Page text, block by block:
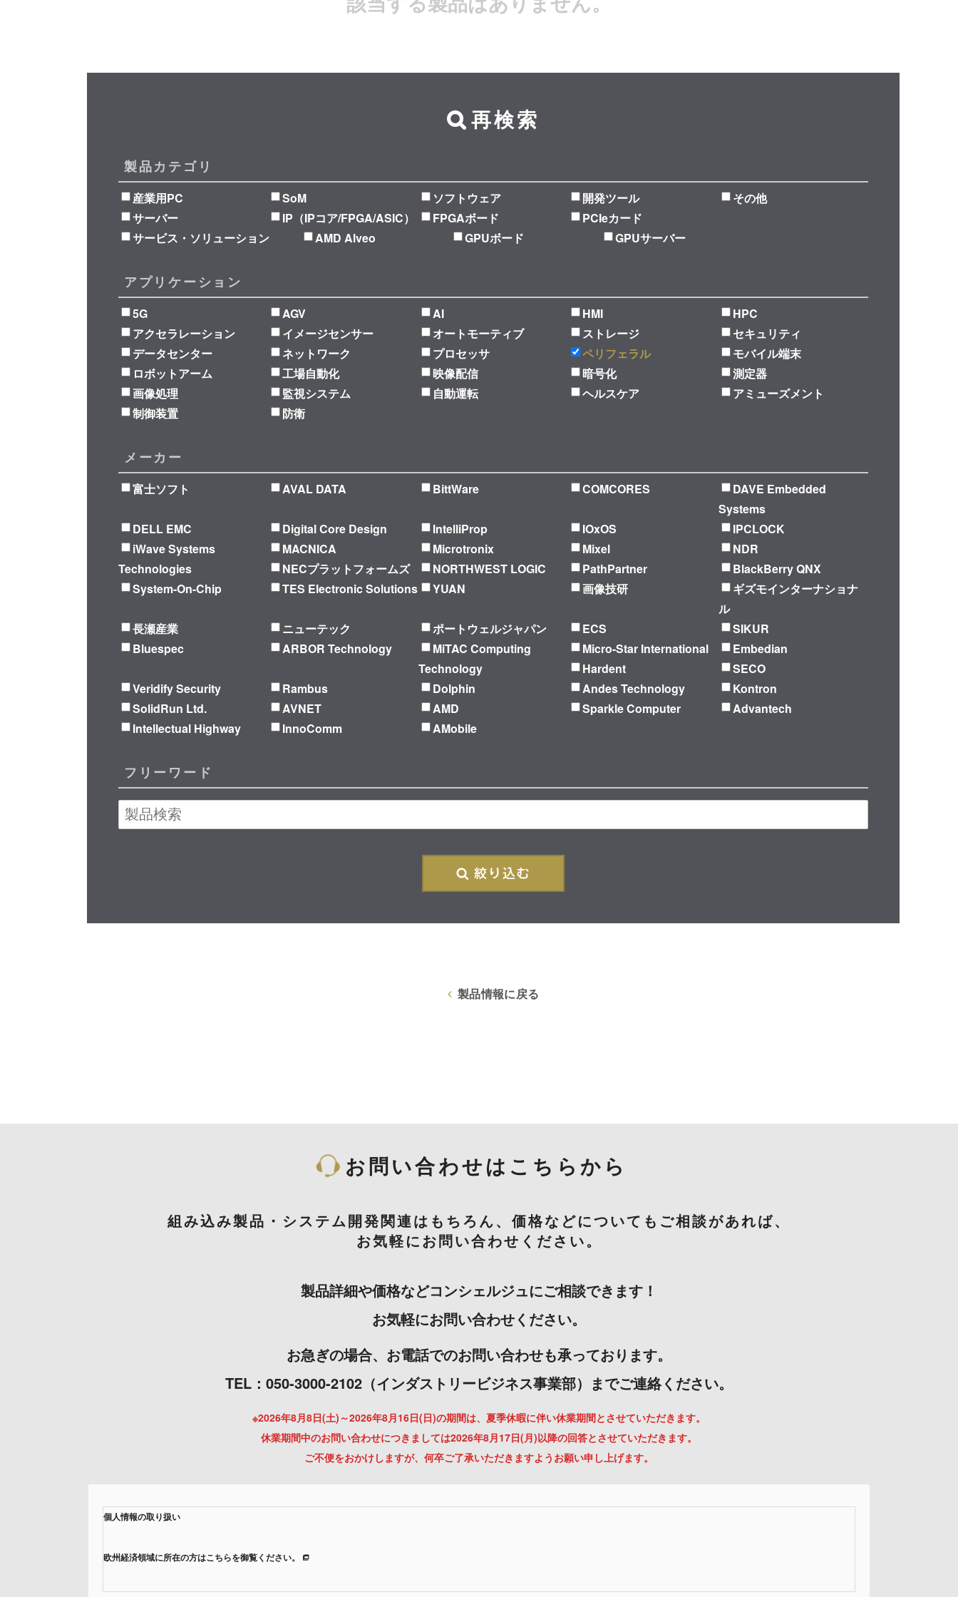
再検索
製品カテゴリ
産業用PC SoM ソフトウェア 開発ツール
その他
サーバー
IP（IPコア/FPGA/ASIC） FPGAボード
PCIeカード
サービス・ソリューション
AMD Alveo GPUボード GPUサーバー
アプリケーション
5G AGV AI HMI
HPC
アクセラレーション
イメージセンサー オートモーティブ ストレージ
セキュリティ
データセンター
ネットワーク プロセッサ ペリフェラル
モバイル端末
ロボットアーム
工場自動化 映像配信 暗号化
測定器
画像処理
監視システム 自動運転 ヘルスケア
アミューズメント
制御装置
防衛
メーカー
富士ソフト AVAL DATA BittWare COMCORES
DAVE Embedded
Systems
DELL EMC
Digital Core Design IntelliProp IOxOS
IPCLOCK
iWave Systems
Technologies
MACNICA Microtronix Mixel
NDR
NECプラットフォームズ
NORTHWEST LOGIC PathPartner
BlackBerry QNX
System-On-Chip
TES Electronic Solutions YUAN 画像技研
ギズモインターナショナ
ル
長瀬産業
ニューテック ポートウェルジャパン ECS
SIKUR
Bluespec
ARBOR Technology
MiTAC Computing
Technology
Micro-Star International
Embedian
Hardent
SECO
Veridify Security
Rambus Dolphin Andes Technology
Kontron
SolidRun Ltd.
AVNET AMD Sparkle Computer
Advantech
Intellectual Highway
InnoComm AMobile
フリーワード
製品情報に戻る
お問い合わせはこちらから
組み込み製品・システム開発関連はもちろん、価格などについてもご相談があれば、
お気軽にお問い合わせください。
製品詳細や価格などコンシェルジュにご相談できます！
お気軽にお問い合わせください。
お急ぎの場合、お電話でのお問い合わせも承っております。
TEL：050-3000-2102（インダストリービジネス事業部）までご連絡ください。
※2026年8月8日(土)～2026年8月16日(日)の期間は、夏季休暇に伴い休業期間とさせていただきます。
休業期間中のお問い合わせにつきましては2026年8月17日(月)以降の回答とさせていただきます。
ご不便をおかけしますが、何卒ご了承いただきますようお願い申し上げます。
個人情報の取り扱い
欧州経済領域に所在の方はこちらを御覧ください。